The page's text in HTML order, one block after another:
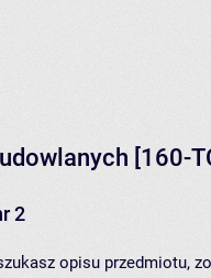
[160-
2
opisu przedmiotu,